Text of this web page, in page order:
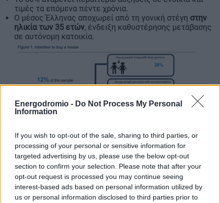
Energodromio - Do Not Process My Personal
Information
If you wish to opt-out of the sale, sharing to third parties, or
processing of your personal or sensitive information for
targeted advertising by us, please use the below opt-out
section to confirm your selection. Please note that after your
opt-out request is processed you may continue seeing
interest-based ads based on personal information utilized by
us or personal information disclosed to third parties prior to
τιμές τα επόμενα πέντε χρόνια.
Ο μέσος Έλληνας αποχωρεί από τη γονική στέγη στην
ηλικία των 35 ετών, ένδειξη καθυστέρησης μετάβασης
σε αυτόνομη κατοικία.
Προσφορά κατοικιών: Δομικά εμπόδια και περιορισμοί
Η πλευρά της προσφοράς παρουσιάζει χρόνια
προβλήματα:
64% των κατοικιών στην Ελλάδα είναι άνω των 30